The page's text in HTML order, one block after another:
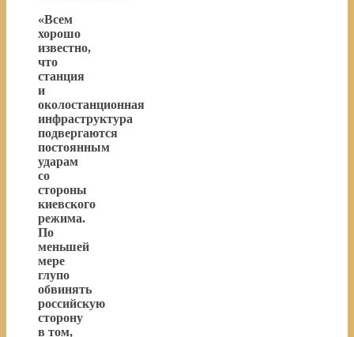
«Всем
хорошо
известно,
что
станция
и
околостанционная
инфраструктура
подвергаются
постоянным
ударам
со
стороны
киевского
режима.
По
меньшей
мере
глупо
обвинять
российскую
сторону
в том,